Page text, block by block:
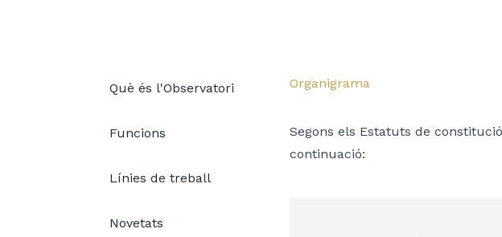
Què és l'Observatori
Funcions
Línies de treball
Novetats
Organigrama
Segons els Estatuts de
continuació: